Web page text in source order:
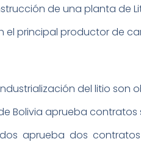
de una planta de
el principal productor de
del litio son
Bolivia aprueba contratos
aprueba dos